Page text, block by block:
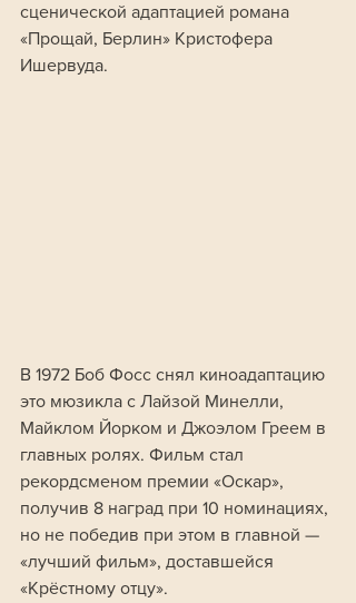
сценической адаптацией романа
«Прощай, Берлин» Кристофера
Ишервуда.
В 1972 Боб Фосс снял киноадаптацию
это мюзикла с Лайзой Минелли,
Майклом Йорком и Джоэлом Греем в
главных ролях. Фильм стал
рекордсменом премии «Оскар»,
получив 8 наград при 10 номинациях,
но не победив при этом в главной —
«лучший фильм», доставшейся
«Крёстному отцу».